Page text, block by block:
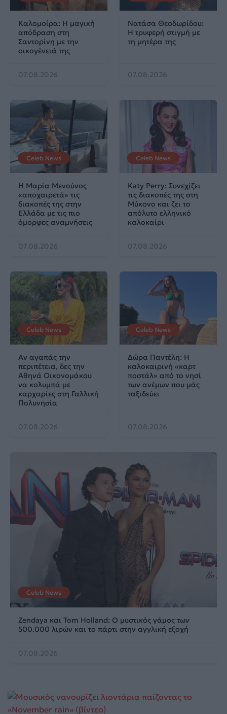
Καλομοίρα: Η μαγική
απόδραση στη
Σαντορίνη με την
οικογένειά της
07.08.2026
Νατάσα Θεοδωρίδου:
Η τρυφερή στιγμή με
τη μητέρα της
07.08.2026
Celeb News
Η Μαρία Μενούνος
«αποχαιρετά» τις
διακοπές της στην
Ελλάδα με τις πιο
όμορφες αναμνήσεις
07.08.2026
Celeb News
Katy Perry: Συνεχίζει
τις διακοπές της στη
Μύκονο και ζει το
απόλυτο ελληνικό
καλοκαίρι
07.08.2026
Celeb News
Αν αγαπάς την
περιπέτεια, δες την
Αθηνά Οικονομάκου
να κολυμπά με
καρχαρίες στη Γαλλική
Πολυνησία
07.08.2026
Celeb News
Δώρα Παντέλη: Η
καλοκαιρινή «καρτ
ποστάλ» από το νησί
των ανέμων που μάς
ταξιδεύει
07.08.2026
Celeb News
Zendaya και Tom Holland: Ο μυστικός γάμος των
500.000 λιρών και το πάρτι στην αγγλική εξοχή
07.08.2026